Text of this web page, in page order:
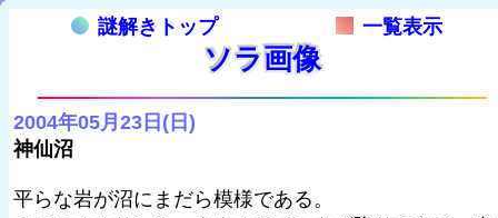
謎解きトップ 一覧表示
ソラ画像
2004年05月23日(日)
神仙沼
平らな岩が沼にまだら模様である。